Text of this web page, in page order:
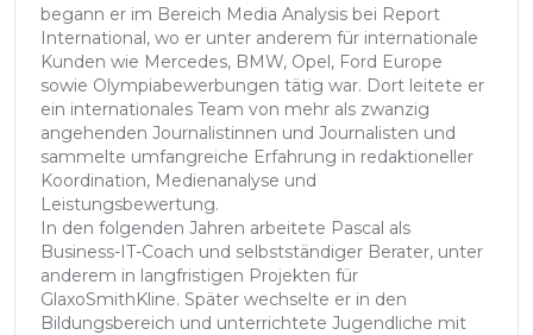
begann er im Bereich Media Analysis bei Report
International, wo er unter anderem für internationale
Kunden wie Mercedes, BMW, Opel, Ford Europe
sowie Olympiabewerbungen tätig war. Dort leitete er
ein internationales Team von mehr als zwanzig
angehenden Journalistinnen und Journalisten und
sammelte umfangreiche Erfahrung in redaktioneller
Koordination, Medienanalyse und
Leistungsbewertung.
In den folgenden Jahren arbeitete Pascal als
Business-IT-Coach und selbstständiger Berater, unter
anderem in langfristigen Projekten für
GlaxoSmithKline. Später wechselte er in den
Bildungsbereich und unterrichtete Jugendliche mit